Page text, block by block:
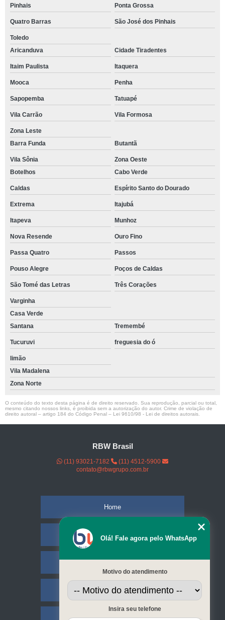
Pinhais Ponta Grossa
Quatro Barras São José dos Pinhais
Toledo
Aricanduva
Cidade Tiradentes
Itaim Paulista Itaquera
Mooca Penha
Sapopemba Tatuapé
Vila Carrão Vila Formosa
Zona Leste
Barra Funda
Butantã
Vila Sônia
Zona Oeste
Botelhos
Cabo Verde
Caldas Espírito Santo do Dourado
Extrema Itajubá
Itapeva Munhoz
Nova Resende Ouro Fino
Passa Quatro Passos
Pouso Alegre Poços de Caldas
São Tomé das Letras Três Corações
Varginha
Casa Verde
Santana
Tremembé
Tucuruvi freguesia do ó
limão
Vila Madalena
Zona Norte
O conteúdo do texto desta página é de direito reservado. Sua reprodução, parcial ou total,
mesmo citando nossos links, é proibida sem a autorização do autor. Crime de violação de
direito autoral – artigo 184 do Código Penal – Lei 9610/98 - Lei de direitos autorais
RBW Brasil
(11) 93021-7182
(11) 4512-5900
contato@rbwgrupo.com.br
Home
Empresa
Serviços
Contato
Olá! Fale agora pelo WhatsApp
Motivo do atendimento
Insira seu telefone